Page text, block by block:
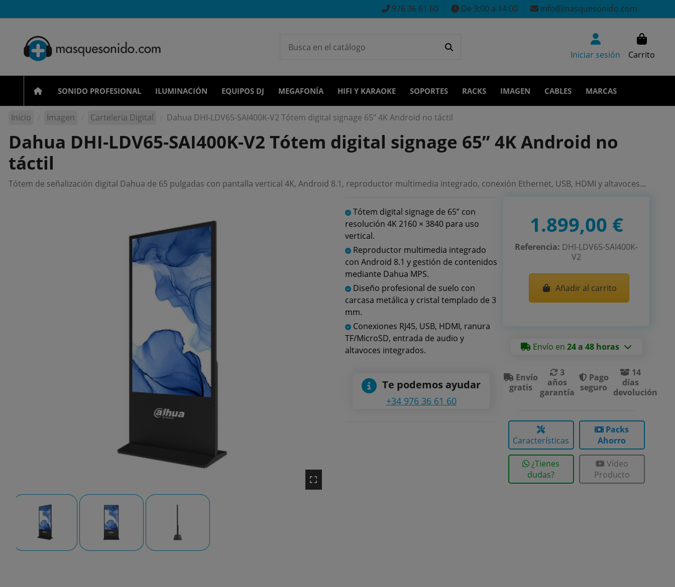
976 36 61 60 De 9:00 a 14:00 info@masquesonido.com
Iniciar sesión Carrito
SONIDO PROFESIONAL ILUMINACIÓN EQUIPOS DJ MEGAFONÍA HIFI Y KARAOKE SOPORTES RACKS IMAGEN CABLES MARCAS
Inicio Imagen Carteleria Digital Dahua DHI-LDV65-SAI400K-V2 Tótem digital signage 65” 4K Android no táctil
Dahua DHI-LDV65-SAI400K-V2 Tótem digital signage 65” 4K Android no
táctil
Tótem de señalización digital Dahua de 65 pulgadas con pantalla vertical 4K, Android 8.1, reproductor multimedia integrado, conexión Ethernet, USB, HDMI y altavoces...
Tótem digital signage de 65” con
resolución 4K 2160 × 3840 para uso
vertical.
Reproductor multimedia integrado
con Android 8.1 y gestión de contenidos
mediante Dahua MPS.
Diseño profesional de suelo con
carcasa metálica y cristal templado de 3
mm.
Conexiones RJ45, USB, HDMI, ranura
TF/MicroSD, entrada de audio y
altavoces integrados.
Te podemos ayudar
+34 976 36 61 60
1.899,00 €
Referencia: DHI-LDV65-SAI400K-
V2
Añadir al carrito
Envío en24 a 48 horas
Envío
gratis
3
años
garantía
Pago
seguro
14
días
devolución
Características
Packs
Ahorro
¿Tienes
dudas?
Vídeo
Producto